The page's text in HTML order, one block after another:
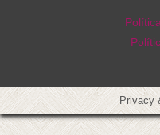
Privacy